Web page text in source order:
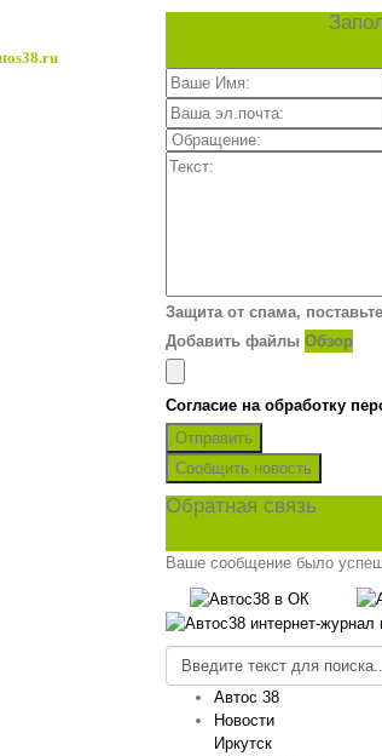
Защита от спама,
Добавить файлы Обзор
Согласие на обработку
Отправить
Сообщить новость
Обратная связь
Ваше сообщение было
Автос 38
Новости
Иркутск